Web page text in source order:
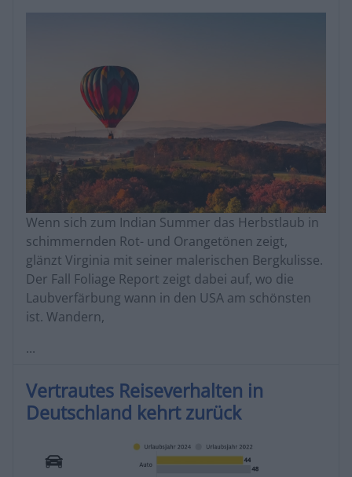
Wenn sich zum Indian Summer das Herbstlaub in
schimmernden Rot- und Orangetönen zeigt,
glänzt Virginia mit seiner malerischen Bergkulisse.
Der Fall Foliage Report zeigt dabei auf, wo die
Laubverfärbung wann in den USA am schönsten
ist. Wandern,
...
Vertrautes Reiseverhalten in
Deutschland kehrt zurück